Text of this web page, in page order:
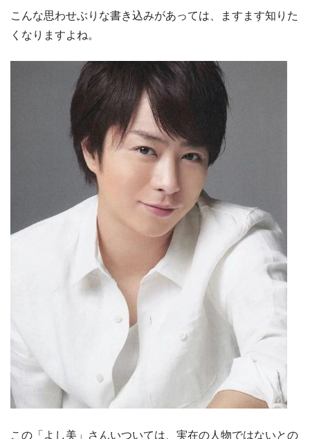
こんな思わせぶりな書き込みがあっては、ますます知りた
くなりますよね。
この「よし美」さんいついては、実在の人物ではないとの